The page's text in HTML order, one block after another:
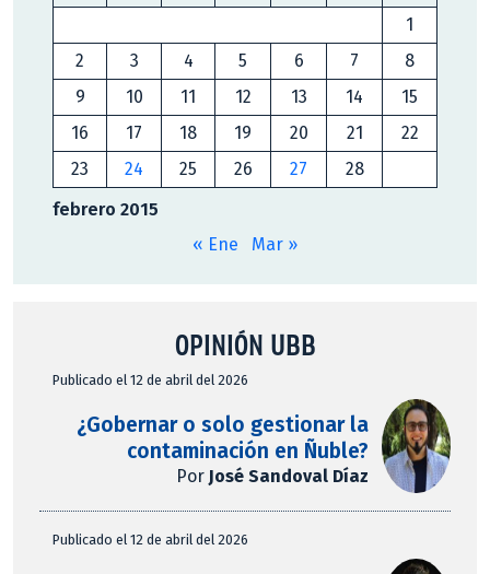
febrero 2015
1
2
3 4 5 6 7
8
9
10 11 12 13 14
15
16
17 18 19 20 21
22
23
24 25 26 27 28
« Ene Mar »
OPINIÓN UBB
Publicado el 12 de abril del 2026
¿Gobernar o solo gestionar la
contaminación en Ñuble?
Por José Sandoval Díaz
Publicado el 12 de abril del 2026